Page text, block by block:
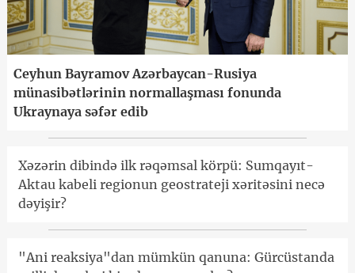
Ceyhun Bayramov Azərbaycan-Rusiya
münasibətlərinin normallaşması fonunda
Ukraynaya səfər edib
Xəzərin dibində ilk rəqəmsal körpü: Sumqayıt-
Aktau kabeli regionun geostrateji xəritəsini necə
dəyişir?
"Ani reaksiya"dan mümkün qanuna: Gürcüstanda